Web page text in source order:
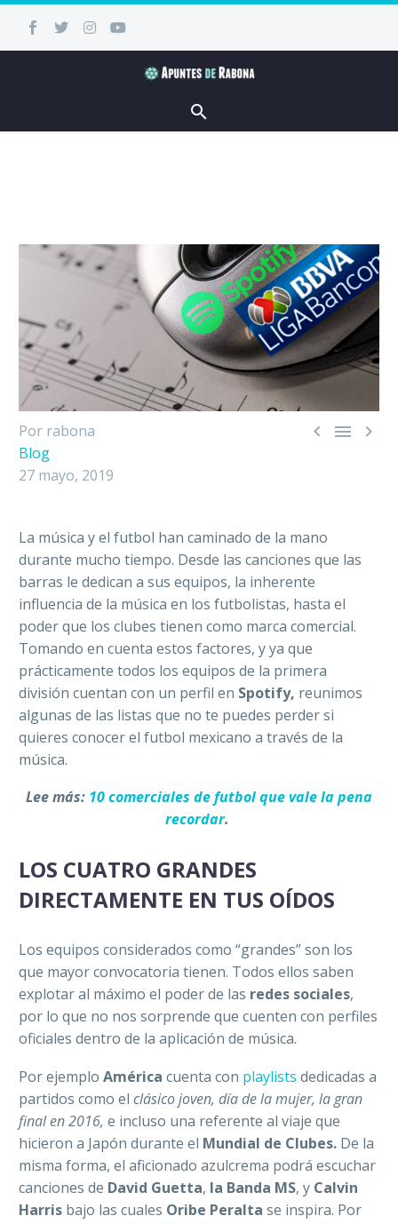
  
Por rabona
Blog
27 mayo, 2019
La música y el futbol han caminado de la mano
durante mucho tiempo. Desde las canciones que las
barras le dedican a sus equipos, la inherente
influencia de la música en los futbolistas, hasta el
poder que los clubes tienen como marca comercial.
Tomando en cuenta estos factores, y ya que
prácticamente todos los equipos de la primera
división cuentan con un perfil en Spotify, reunimos
algunas de las listas que no te puedes perder si
quieres conocer el futbol mexicano a través de la
música.
Lee más: 10 comerciales de futbol que vale la pena
recordar.
LOS CUATRO GRANDES
DIRECTAMENTE EN TUS OÍDOS
Los equipos considerados como “grandes” son los
que mayor convocatoria tienen. Todos ellos saben
explotar al máximo el poder de las redes sociales,
por lo que no nos sorprende que cuenten con perfiles
oficiales dentro de la aplicación de música.
Por ejemplo América cuenta con playlists dedicadas a
partidos como el clásico joven, día de la mujer, la gran
final en 2016, e incluso una referente al viaje que
hicieron a Japón durante el Mundial de Clubes. De la
misma forma, el aficionado azulcrema podrá escuchar
canciones de David Guetta, la Banda MS, y Calvin
Harris bajo las cuales Oribe Peralta se inspira. Por